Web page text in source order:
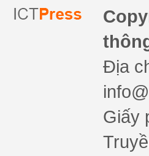
Địa
Giấy